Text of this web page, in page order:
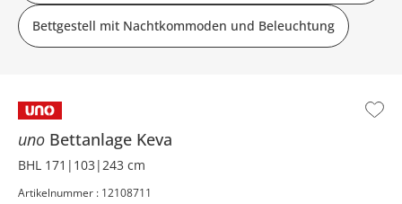
uno Bettanlage Keva
BHL 171|103|243 cm
Artikelnummer : 12108711
Bettgestell mit Nachtkommoden und Beleuchtung